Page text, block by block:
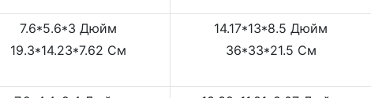
7.6*5.6*3 Дюйм
19.3*14.23*7.62 См
14.17*13*8.5 Дюйм
36*33*21.5 См